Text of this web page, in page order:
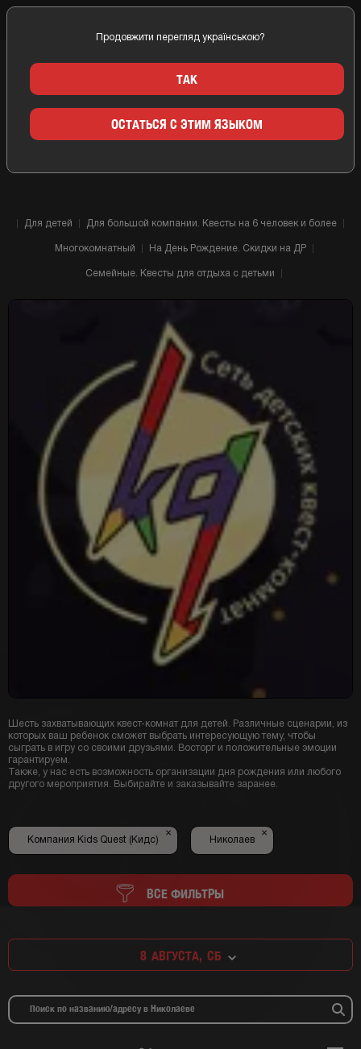
КВЕСТ КОМНАТЫ KIDS QUEST
(КИДС) НИКОЛАЕВ
Для детей Для большой компании. Квесты на 6 человек и более
Многокомнатный На День Рождение. Скидки на ДР
Семейные. Квесты для отдыха с детьми
Шесть захватывающих квест-комнат для детей. Различные сценарии, из
которых ваш ребенок сможет выбрать интересующую тему, чтобы
сыграть в игру со своими друзьями. Восторг и положительные эмоции
гарантируем.
Также, у нас есть возможность организации дня рождения или любого
другого мероприятия. Выбирайте и заказывайте заранее.
Компания Kids Quest (Кидс)
×
Николаев
×
ВСЕ ФИЛЬТРЫ
8 АВГУСТА, СБ
Продовжити перегляд українською?
ТАК
ОСТАТЬСЯ С ЭТИМ ЯЗЫКОМ